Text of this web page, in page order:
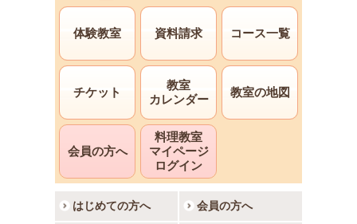
体験教室 資料請求 コース一覧
チケット
教室
カレンダー
教室の地図
会員の方へ
料理教室
マイページ
ログイン
はじめての方へ 会員の方へ